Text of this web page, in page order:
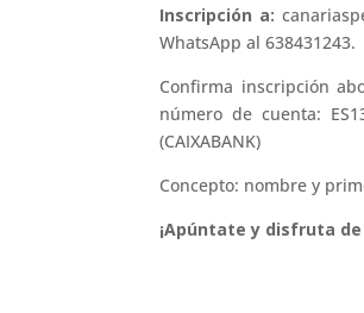
Inscripción a:
WhatsApp al 638431243.
Confirma inscripción
número de cuenta:
(CAIXABANK)
Concepto: nombre y
¡Apúntate y disfruta